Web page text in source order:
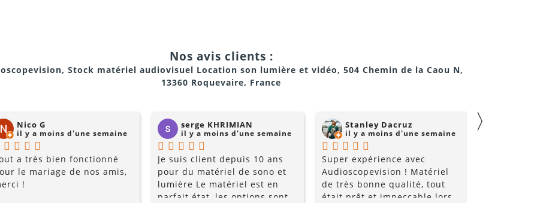
Nos avis clients :
Stock matériel audiovisuel Location son lumière et vidéo, 504 Chemin de la Caou N,
13360 Roquevaire, France
Nico G
il y a moins d'une semaine
a très bien fonctionné
le mariage de nos amis,
!
serge KHRIMIAN
il y a moins d'une semaine
Je suis client depuis 10 ans
pour du matériel de sono et
lumière Le matériel est en
parfait état, les options sont
Stanley Dacruz
il y a moins d'une semaine
Super expérience avec
Audioscopevision ! Matériel
de très bonne qualité, tout
était prêt et impeccable lors
〉